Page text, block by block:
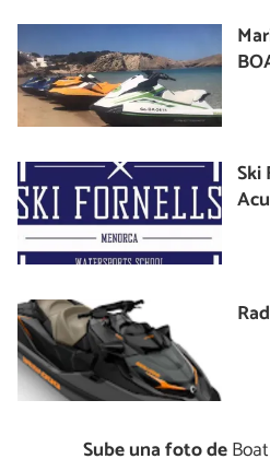
Ski
Sube una foto de